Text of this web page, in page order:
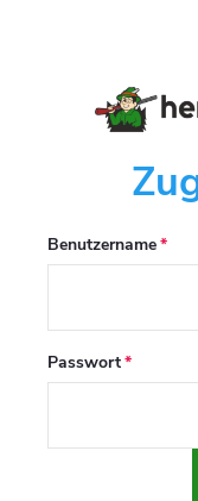
Benutzername
Passwort